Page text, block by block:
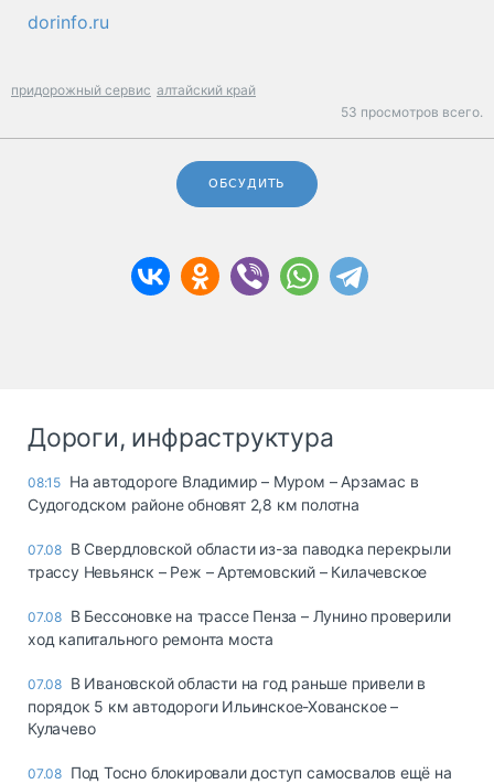
dorinfo.ru
придорожный сервис алтайский край
53 просмотров всего.
ОБСУДИТЬ
Дороги, инфраструктура
08:15 На автодороге Владимир – Муром – Арзамас в
Судогодском районе обновят 2,8 км полотна
07.08 В Свердловской области из-за паводка перекрыли
трассу Невьянск – Реж – Артемовский – Килачевское
07.08 В Бессоновке на трассе Пенза – Лунино проверили
ход капитального ремонта моста
07.08 В Ивановской области на год раньше привели в
порядок 5 км автодороги Ильинское-Хованское –
Кулачево
07.08 Под Тосно блокировали доступ самосвалов ещё на